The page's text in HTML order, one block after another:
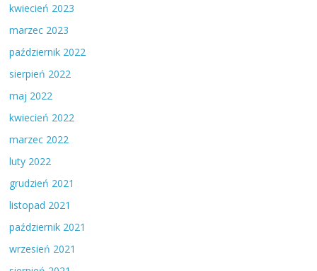
kwiecień 2023
marzec 2023
październik 2022
sierpień 2022
maj 2022
kwiecień 2022
marzec 2022
luty 2022
grudzień 2021
listopad 2021
październik 2021
wrzesień 2021